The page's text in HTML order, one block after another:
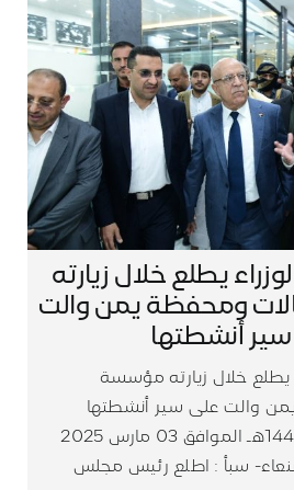
يطلع خلال زيارته
ومحفظة يمن والت
أنشطتها
خلال زيارته مؤسسة
والت على سير أنشطتها
الإثنين، 03 رمضان 1446هـ الموافق 03 مارس 2025
22:05:32 صنعاء- سبأ : اطلع رئيس مجلس